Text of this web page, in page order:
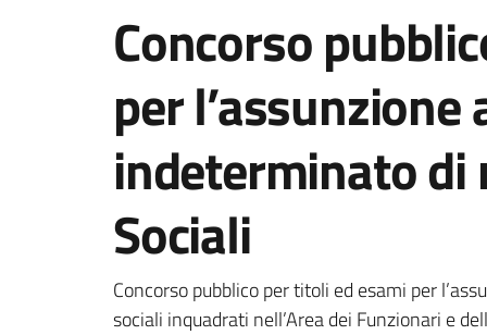
Concorso
per l’assunzione
indeterminato di
Sociali
Dettagli della
Concorso pubblico per titoli ed esami per
sociali inquadrati nell’Area dei Funzionari e